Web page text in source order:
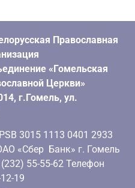
Православная
«Гомельская
Церкви»
г.Гомель, ул.
3015 1113 0401 2933
«Сбер Банк» г. Гомель
55-55-62 Телефон
19